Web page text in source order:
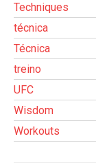
Techniques
técnica
Técnica
treino
UFC
Wisdom
Workouts